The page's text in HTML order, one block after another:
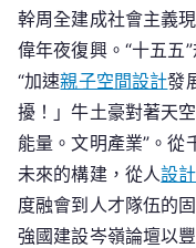
幹周全建成社會主義
偉年夜復興。“十五五
“加速親子空間設計發
擾！」牛土豪對著天
能量。文明產業”。從
未來的構建，從人設
度融會到人才隊伍的
強國建設岑嶺論壇以